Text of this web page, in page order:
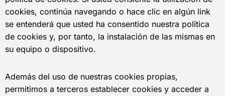
cookies, continúa navegando o hace clic en algún link
se entenderá que usted ha consentido nuestra política
de cookies y, por tanto, la instalación de las mismas en
su equipo o dispositivo.
Además del uso de nuestras cookies propias,
permitimos a terceros establecer cookies y acceder a